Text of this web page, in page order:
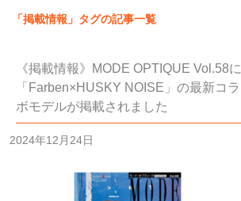
「掲載情報」タグの記事一覧
《掲載情報》MODE OPTIQUE Vol.58に
「Farben×HUSKY NOISE」の最新コラ
ボモデルが掲載されました
2024年12月24日